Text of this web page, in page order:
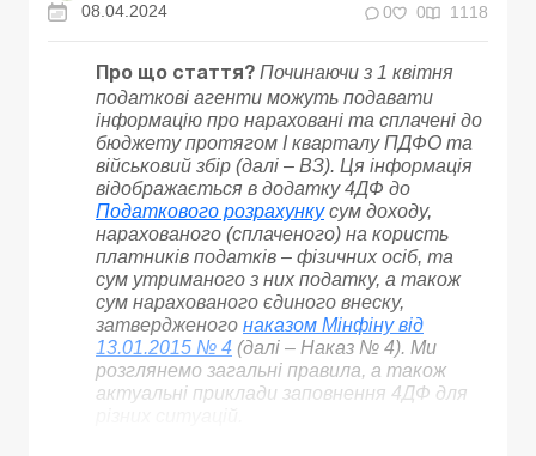
08.04.2024
0 0 1118
Про що стаття? Починаючи з 1 квітня
податкові агенти можуть подавати
інформацію про нараховані та сплачені до
бюджету протягом I кварталу ПДФО та
військовий збір (далі – ВЗ). Ця інформація
відображається в додатку 4ДФ до
Податкового розрахункусум доходу,
нарахованого (сплаченого) на користь
платників податків – фізичних осіб, та
сум утриманого з них податку, а також
сум нарахованого єдиного внеску,
затвердженого наказом Мінфіну від
13.01.2015 № 4 (далі – Наказ № 4). Ми
розглянемо загальні правила, а також
актуальні приклади заповнення 4ДФ для